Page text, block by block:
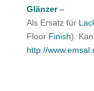
Glänzer–
Als Ersatz für
Floor Finish).
http://